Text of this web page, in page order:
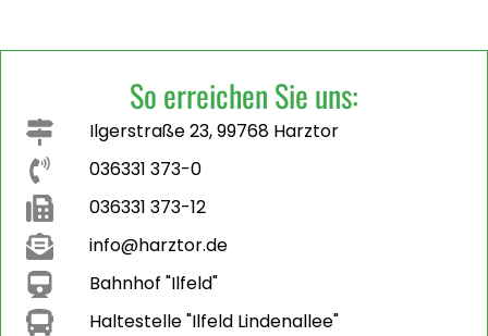
So erreichen Sie uns:
Ilgerstraße 23, 99768 Harztor
036331 373-0
036331 373-12
info@harztor.de
Bahnhof "Ilfeld"
Haltestelle "Ilfeld Lindenallee"